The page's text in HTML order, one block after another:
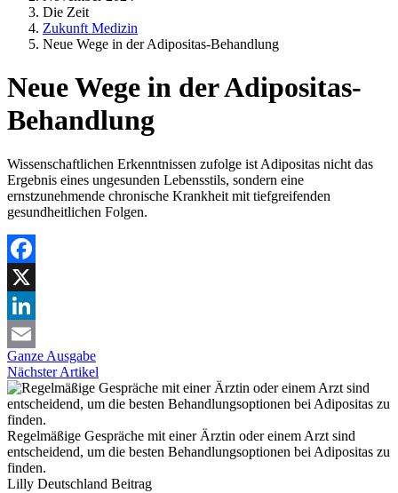
Die Zeit
Zukunft Medizin
Neue Wege in der Adipositas-Behandlung
Neue Wege in der Adipositas-
Behandlung
Wissenschaftlichen Erkenntnissen zufolge ist Adipositas nicht das
Ergebnis eines ungesunden Lebensstils, sondern eine
ernstzunehmende chronische Krankheit mit tiefgreifenden
gesundheitlichen Folgen.
Facebook
X
LinkedIn
Email
Ganze Ausgabe
Nächster Artikel
Regelmäßige Gespräche mit einer Ärztin oder einem Arzt sind
entscheidend, um die besten Behandlungsoptionen bei Adipositas zu
finden.
Lilly Deutschland Beitrag